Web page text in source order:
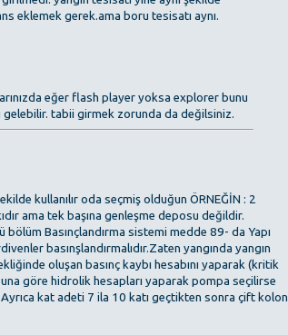
eklemek gerek.ama boru tesisatı aynı.
eğer flash player yoksa explorer bunu
tabii girmek zorunda da değilsiniz.
kullanılır oda seçmiş olduğun ÖRNEĞİN : 2
ama tek başına genleşme deposu değildir.
Basınçlandırma sistemi medde 89- da Yapı
basınşlandırmalıdır.Zaten yangında yangın
oluşan basınç kaybı hesabını yaparak (kritik
göre hidrolik hesapları yaparak pompa seçilirse
kat adeti 7 ila 10 katı geçtikten sonra çift kolon